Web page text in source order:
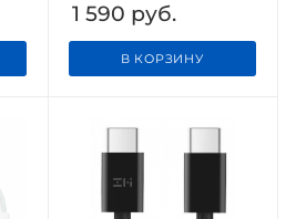
1 590 руб.
В КОРЗИНУ